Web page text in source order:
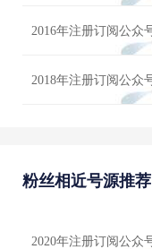
粉丝相近号源推荐